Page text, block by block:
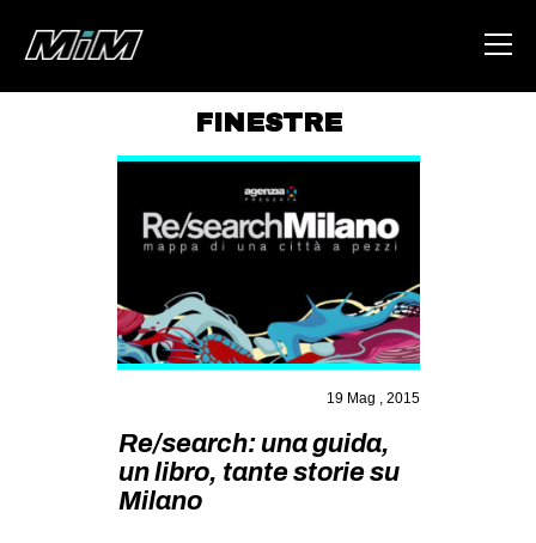
ABOUT
AREA
DEGENERAZIONE
GAZA FREESTYLE
STUDENTI TSUNAMI
FINESTRE
19 Mag , 2015
Re/search: una guida,
un libro, tante storie su
Milano